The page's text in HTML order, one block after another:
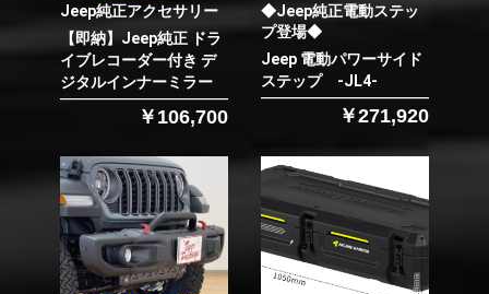
Jeep純正アクセサリー
【即納】Jeep純正 ドラ
イブレコーダー付き デ
ジタルインナーミラー
￥106,700
◆Jeep純正電動ステッ
プ登場◆
Jeep 電動パワーサイド
ステップ -JL4-
￥271,920